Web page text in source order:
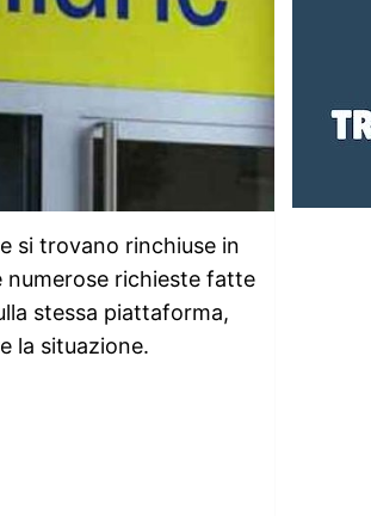
si trovano rinchiuse in
numerose richieste fatte
stessa piattaforma,
la situazione.